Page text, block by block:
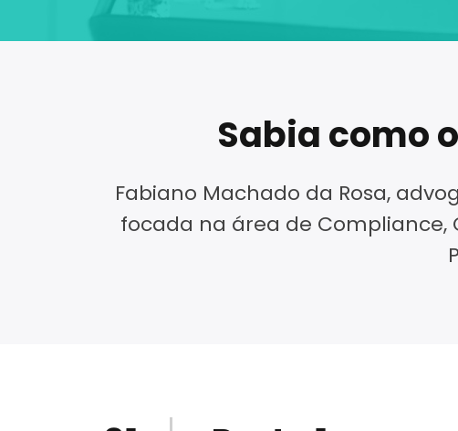
Sabia como
Fabiano Machado da Rosa,
focada na área de Compliance,